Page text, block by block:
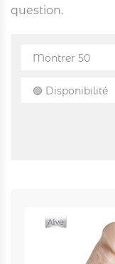
question.